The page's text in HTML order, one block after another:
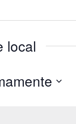
local